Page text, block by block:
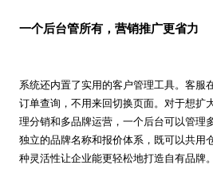
一个后台管所有，营销推广更省力
系统还内置了实用的客户管理工具。客服
订单查询，不用来回切换页面。对于想扩
理分销和多品牌运营，一个后台可以管理
独立的品牌名称和报价体系，既可以共用
种灵活性让企业能更轻松地打造自有品牌。